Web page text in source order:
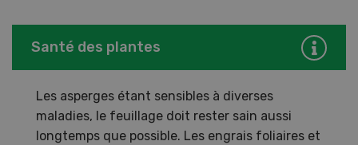
Santé des plantes
Les asperges étant sensibles à diverses
maladies, le feuillage doit rester sain aussi
longtemps que possible. Les engrais foliaires et